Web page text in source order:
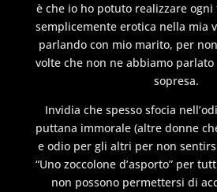
è che io ho potuto realizzare ogni
semplicemente erotica nella mia
parlando con mio marito, per
volte che non ne abbiamo
sopresa.
Invidia che spesso sfocia
puttana immorale (altre donne
e odio per gli altri per non
“Uno zoccolone d’asporto” per
non possono permettersi di